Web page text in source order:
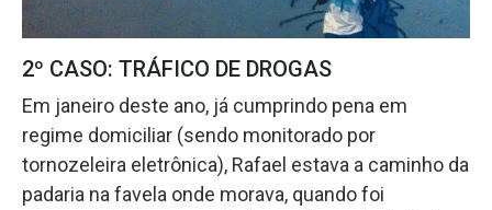
2º CASO: TRÁFICO DE DROGAS
Em janeiro deste ano, já cumprindo pena em
regime domiciliar (sendo monitorado por
tornozeleira eletrônica), Rafael estava a caminho da
padaria na favela onde morava, quando foi